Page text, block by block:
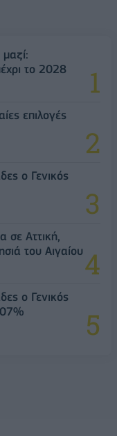
το 2028
επιλογές
ο Γενικός
σε Αττική,
του Αιγαίου
ο Γενικός